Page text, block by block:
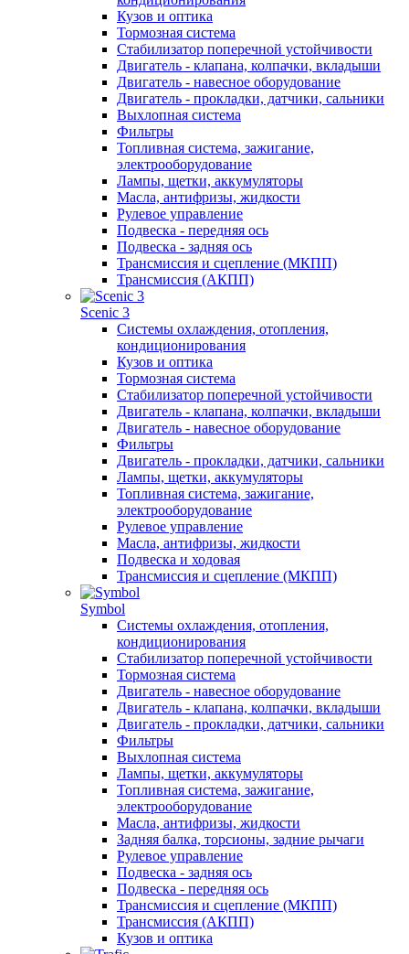
Кузов и оптика
Тормозная система
Стабилизатор поперечной устойчивости
Двигатель - клапана, колпачки, вкладыши
Двигатель - навесное оборудование
Двигатель - прокладки, датчики, сальники
Выхлопная система
Фильтры
Топливная система, зажигание,
электрооборудование
Лампы, щетки, аккумуляторы
Масла, антифризы, жидкости
Рулевое управление
Подвеска - передняя ось
Подвеска - задняя ось
Трансмиссия и сцепление (МКПП)
Трансмиссия (АКПП)
Scenic 3
Системы охлаждения, отопления,
кондиционирования
Кузов и оптика
Тормозная система
Стабилизатор поперечной устойчивости
Двигатель - клапана, колпачки, вкладыши
Двигатель - навесное оборудование
Фильтры
Двигатель - прокладки, датчики, сальники
Лампы, щетки, аккумуляторы
Топливная система, зажигание,
электрооборудование
Рулевое управление
Масла, антифризы, жидкости
Подвеска и ходовая
Трансмиссия и сцепление (МКПП)
Symbol
Системы охлаждения, отопления,
кондиционирования
Стабилизатор поперечной устойчивости
Тормозная система
Двигатель - навесное оборудование
Двигатель - клапана, колпачки, вкладыши
Двигатель - прокладки, датчики, сальники
Фильтры
Выхлопная система
Лампы, щетки, аккумуляторы
Топливная система, зажигание,
электрооборудование
Масла, антифризы, жидкости
Задняя балка, торсионы, задние рычаги
Рулевое управление
Подвеска - задняя ось
Подвеска - передняя ось
Трансмиссия и сцепление (МКПП)
Трансмиссия (АКПП)
Кузов и оптика